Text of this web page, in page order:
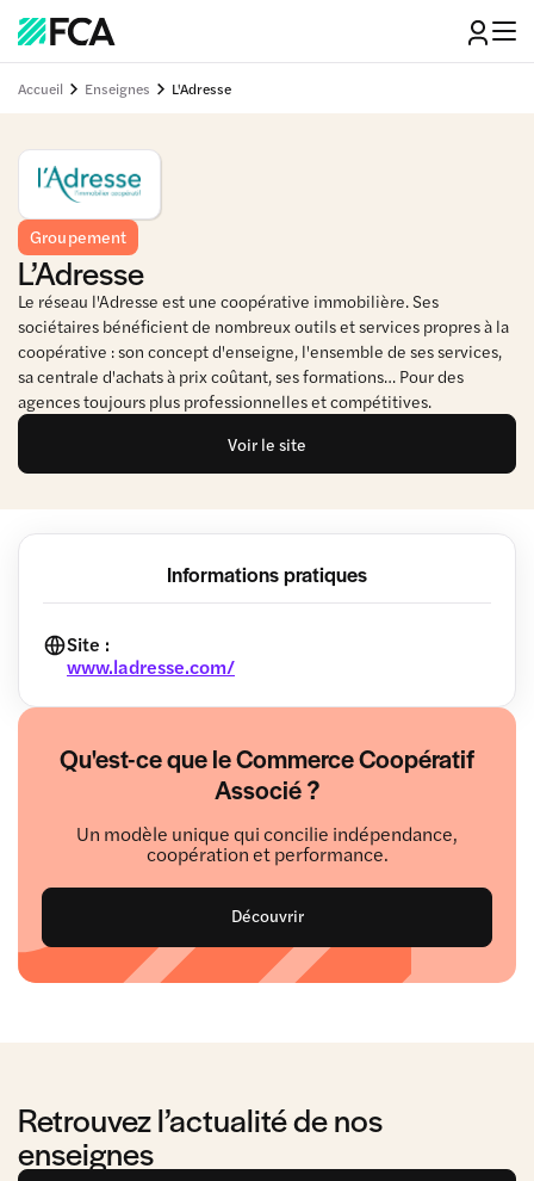
Accueil Enseignes L'Adresse
Groupement
L’Adresse
Le réseau l'Adresse est une coopérative immobilière. Ses
sociétaires bénéficient de nombreux outils et services propres à la
coopérative : son concept d'enseigne, l'ensemble de ses services,
sa centrale d'achats à prix coûtant, ses formations… Pour des
agences toujours plus professionnelles et compétitives.
Voir le site
Informations pratiques
Site :
www.ladresse.com/
Qu'est-ce que le Commerce Coopératif
Associé ?
Un modèle unique qui concilie indépendance,
coopération et performance.
Découvrir
Retrouvez l’actualité de nos
enseignes